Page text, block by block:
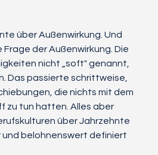
über Außenwirkung. Und
Frage der Außenwirkung. Die
nicht „soft" genannt,
Das passierte schrittweise,
die nichts mit dem
zu tun hatten. Alles aber
über Jahrzehnte
und belohnenswert definiert